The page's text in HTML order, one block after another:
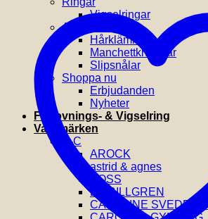
Vigselringar
Accessoarer
Hårklämmor
Manchettknappar
Slipsnålar
Shoppa nu
Erbjudanden
Nyheter
Förlovnings- & Vigselring
Varumärken
A-C
AROCK
astrid & agnes
BOSS
BY BILLGREN
CAROLINE SVEDBOM